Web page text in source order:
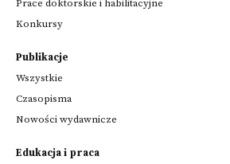
Prace doktorskie i habilitacyjne
Konkursy
Publikacje
Wszystkie
Czasopisma
Nowości wydawnicze
Edukacja i praca